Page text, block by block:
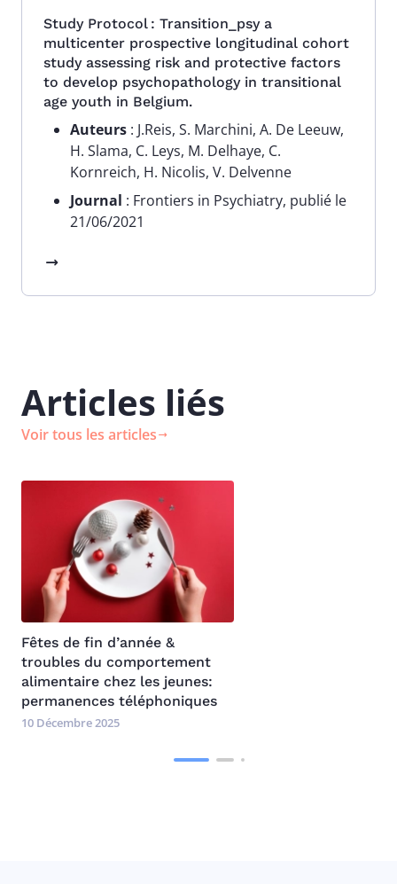
Study Protocol : Transition_psy a
multicenter prospective longitudinal cohort
study assessing risk and protective factors
to develop psychopathology in transitional
age youth in Belgium.
Auteurs : J.Reis, S. Marchini, A. De Leeuw,
H. Slama, C. Leys, M. Delhaye, C.
Kornreich, H. Nicolis, V. Delvenne
Journal : Frontiers in Psychiatry, publié le
21/06/2021
Articles liés
Voir tous les articles
Fêtes de fin d’année &
troubles du comportement
alimentaire chez les jeunes:
permanences téléphoniques
10 Décembre 2025